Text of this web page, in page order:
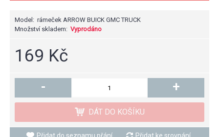
Model: rámeček ARROW BUICK GMC TRUCK
Množství skladem: Vyprodáno
169 Kč
- +
DÁT DO KOŠÍKU